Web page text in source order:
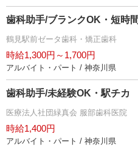
歯科助手/ブランクOK・短時
鶴見駅前ゼータ歯科・矯正歯科
時給1,300円～1,700円
アルバイト・パート / 神奈川県
歯科助手/未経験OK・駅チカ
医療法人社団緑真会 服部歯科医院
時給1,400円
アルバイト・パート / 神奈川県